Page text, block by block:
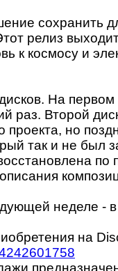
сохранить
релиз
к космосу и
На
раз. Второй
проекта, но
так и не был
по
неделе -
на